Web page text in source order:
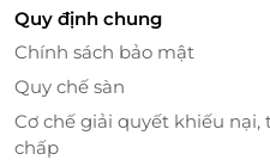
tại Trends Fitness còn
lượng sống”. Cơ thể
phóng hormone hạnh
thiện rõ rệt. Với sự đồng
nhận thấy sự tiến bộ từ
Quy định chung
Chính sách bảo mật
Quy chế sàn
Cơ chế giải quyết khiếu nại,
chấp